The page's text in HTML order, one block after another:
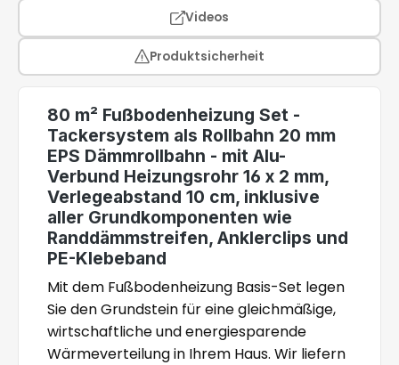
Videos
Produktsicherheit
80 m² Fußbodenheizung Set -
Tackersystem als Rollbahn 20 mm
EPS Dämmrollbahn - mit Alu-
Verbund Heizungsrohr 16 x 2 mm,
Verlegeabstand 10 cm, inklusive
aller Grundkomponenten wie
Randdämmstreifen, Anklerclips und
PE-Klebeband
Mit dem Fußbodenheizung Basis-Set legen
Sie den Grundstein für eine gleichmäßige,
wirtschaftliche und energiesparende
Wärmeverteilung in Ihrem Haus. Wir liefern